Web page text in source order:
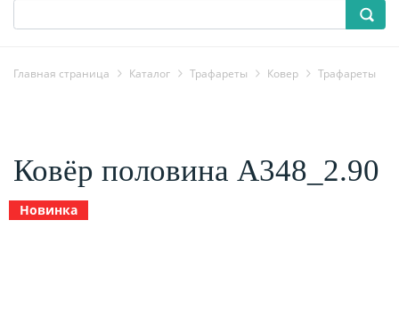
Главная страница Каталог Трафареты Ковер Трафареты
Ковёр половина А348_2.90
Новинка